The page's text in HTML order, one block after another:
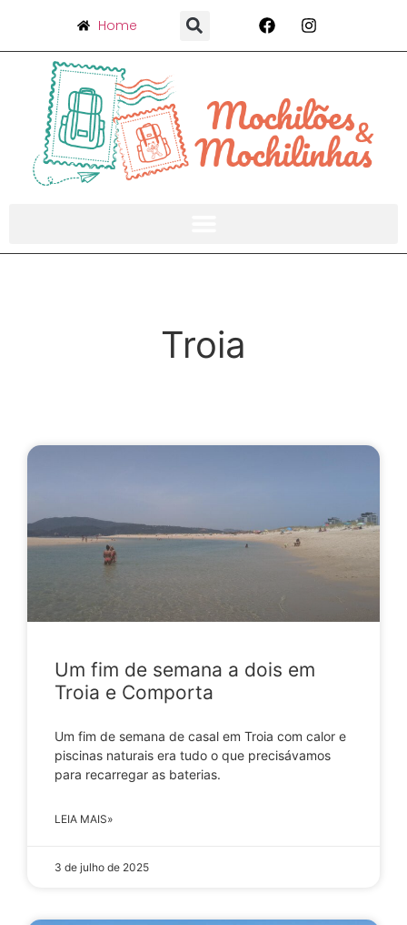
Home
Troia
Um fim de semana a dois em
Troia e Comporta
Um fim de semana de casal em Troia com calor e
piscinas naturais era tudo o que precisávamos
para recarregar as baterias.
LEIA MAIS»
3 de julho de 2025